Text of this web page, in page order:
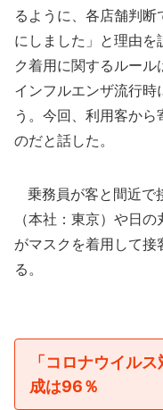
るように、各店舗判
にしました」と理由を
ク着用に関するルー
インフルエンザ流行
う。今回、利用客か
のだと話した。
乗務員が客と間近で
（本社：東京）や日
がマスクを着用して
る。
「コロナウイル
成は96％